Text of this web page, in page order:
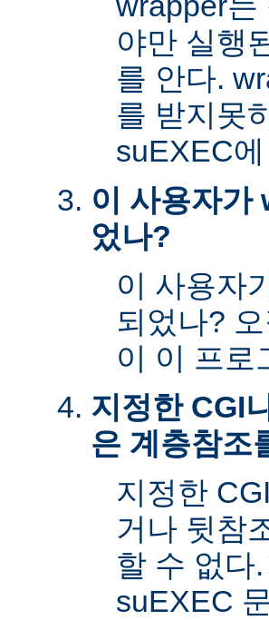
야만 실행
를 안다.
를 받지못
suEXEC
이 사용자가
었나?
이 사용자
되었나?
이 이 프로
지정한 CGI
은 계층참조
지정한
거나 뒷참
할 수 없다
suEXEC